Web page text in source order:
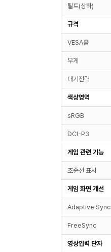
틸트(상하)
규격
VESA홀
무게
대기전력
색상영역
sRGB
DCI-P3
게임 관련 기능
조준선 표시
게임 화면 개선
Adaptive Sync
FreeSync
영상입력 단자